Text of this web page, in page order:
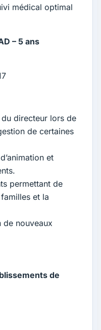
médical optimal
– 5 ans
directeur lors de
de certaines
et
permettant de
et la
de nouveaux
de